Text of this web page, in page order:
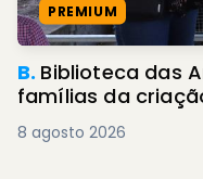
PREMIUM
B. Biblioteca das
famílias da
8 agosto 2026